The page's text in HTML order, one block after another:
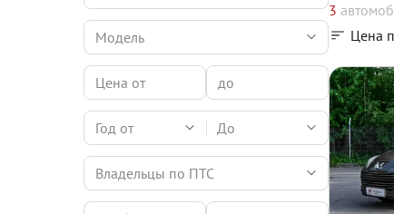
Год от До
Владельцы по ПТС
3
Цена